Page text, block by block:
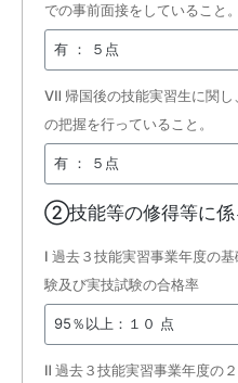
での事前面接をしていること。
Ⅶ 帰国後の技能実習生に関し
の把握を行っていること。
②技能等の修得等に係
Ⅰ 過去３技能実習事業年度の
験及び実技試験の合格率
Ⅱ 過去３技能実習事業年度の